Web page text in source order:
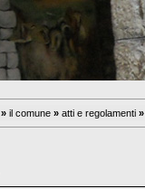
» il comune » atti e regolamenti »